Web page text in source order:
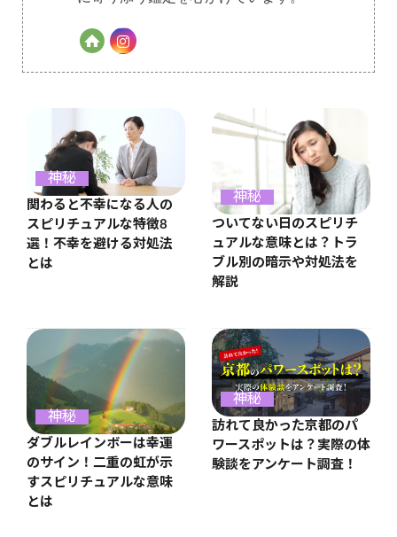
神秘
関わると不幸になる人の
スピリチュアルな特徴8
選！不幸を避ける対処法
とは
神秘
ついてない日のスピリチ
ュアルな意味とは？トラ
ブル別の暗示や対処法を
解説
神秘
ダブルレインボーは幸運
のサイン！二重の虹が示
すスピリチュアルな意味
とは
神秘
訪れて良かった京都のパ
ワースポットは？実際の体
験談をアンケート調査！